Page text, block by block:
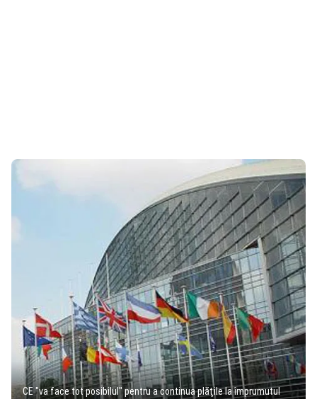
CE "va face tot posibilul" pentru a continua plăţile la împrumutul